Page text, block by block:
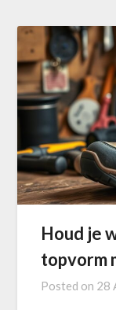
Houd je
topvorm
Posted on 28